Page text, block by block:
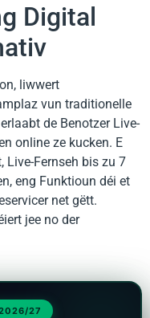
Digital
liwwert
vun traditionelle
de Benotzer Live-
online ze kucken. E
Live-Fernseh bis zu 7
eng Funktioun déi et
net gëtt.
jee no der
2026/27